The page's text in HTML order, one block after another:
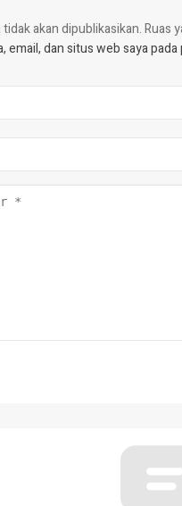
akan dipublikasikan.Ruas
email, dan situs web saya